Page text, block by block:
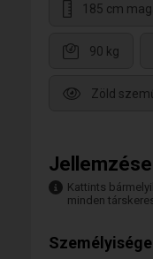
185 cm
90 kg
Zöld
Jellemzése
Kattints
minden
Személyisége